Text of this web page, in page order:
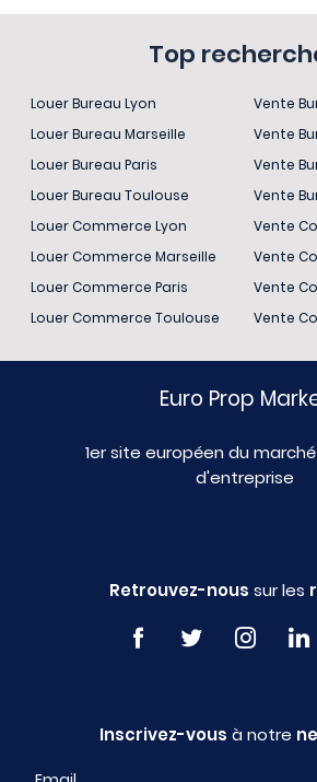
Top
Louer Bureau Lyon
Louer Bureau Marseille
Louer Bureau Paris
Louer Bureau Toulouse
Louer Commerce Lyon
Louer Commerce Marseille
Louer Commerce Paris
Louer Commerce Toulouse
Vente
Vente
Vente
Vente
Vente
Vente
Vente
Vente
Euro Prop
1er site européen du
d'entreprise
Retrouvez-nous sur les
Inscrivez-vous à notre